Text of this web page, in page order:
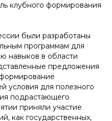
клубного формирования
были разработаны
программам для
навыков в области
предложения
условия для полезного
подрастающего
приняли участие
как государственных,